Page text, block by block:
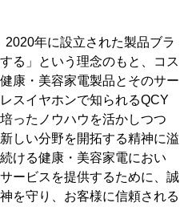
2020年に設立された製品ブラ
る」という理念のもと、コス
康・美容家電製品とそのサー
スイヤホンで知られるQCY
ったノウハウを活かしつつ
しい分野を開拓する精神に溢
ける健康・美容家電におい
ービスを提供するために、誠
を守り、お客様に信頼される